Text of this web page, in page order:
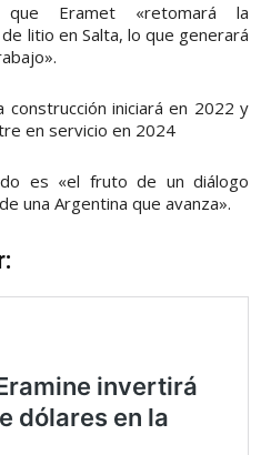
que Eramet «retomará la
litio en Salta, lo que generará
iniciará en 2022 y
en servicio en 2024
es «el fruto de un diálogo
una Argentina que avanza».